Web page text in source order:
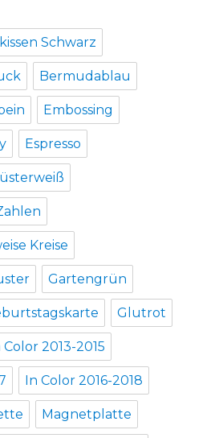
Schwarz
Bermudablau
Embossing
Espresso
Kreise
Gartengrün
Glutrot
Color 2013-2015
In Color 2016-2018
Magnetplatte